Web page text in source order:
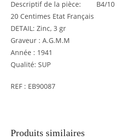
Descriptif de la pièce: B4/10
20 Centimes Etat Français
DETAIL: Zinc, 3 gr
Graveur : A.G.M.M
Année : 1941
Qualité: SUP
REF : EB90087
Produits similaires